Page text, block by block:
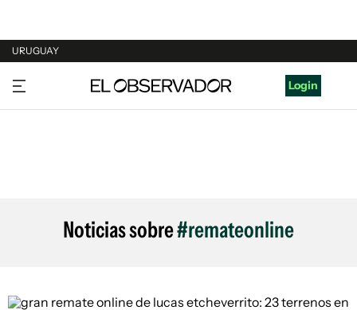
URUGUAY
URUGUAY
ARGENTINA
Login
Noticias sobre#remateonline